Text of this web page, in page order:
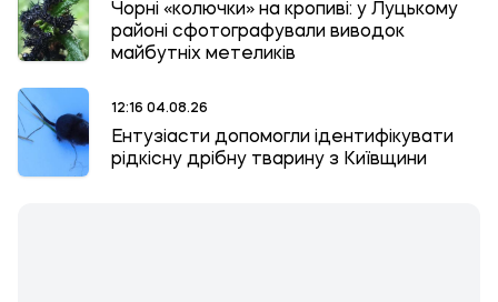
Чорні «колючки» на кропиві: у Луцькому
районі сфотографували виводок
майбутніх метеликів
12:16 04.08.26
Ентузіасти допомогли ідентифікувати
рідкісну дрібну тварину з Київщини